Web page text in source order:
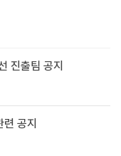
출팀 공지
공지